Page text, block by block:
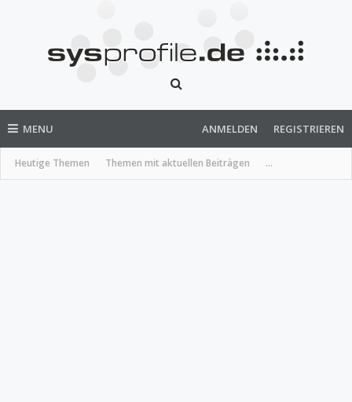
MENU
Heutige Themen Themen mit aktuellen Beiträgen ...
ANMELDEN REGISTRIEREN